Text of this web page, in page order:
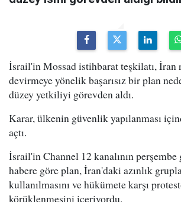
İsrail'in Mossad istihbarat teşkilatı,
devirmeye yönelik başarısız bir plan
düzey yetkiliyi görevden aldı.
Karar, ülkenin güvenlik yapılanması
açtı.
İsrail'in Channel 12 kanalının perşembe
habere göre plan, İran'daki azınlık
kullanılmasını ve hükümete karşı
körüklenmesini içeriyordu.